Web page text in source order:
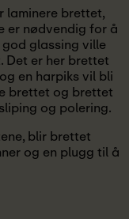
laminere brettet,
er nødvendig for å
glassing ville
er her brettet
en harpiks vil bli
brettet og brettet
og polering.
blir brettet
og en plugg til å